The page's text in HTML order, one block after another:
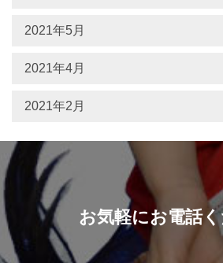
2021年5月
2021年4月
2021年2月
お気軽にお電話